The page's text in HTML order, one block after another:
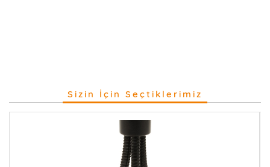
Sizin İçin Seçtiklerimiz